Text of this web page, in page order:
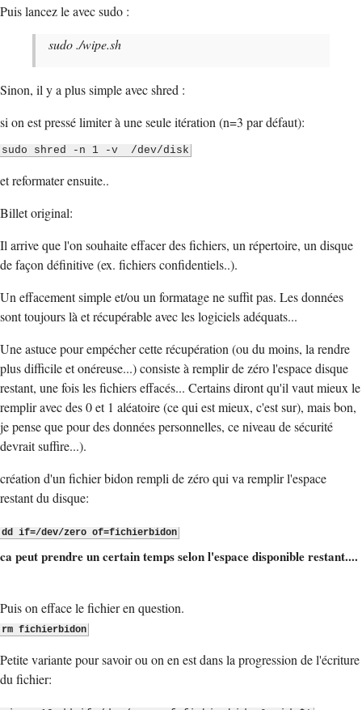
Puis lancez le avec sudo :
sudo ./wipe.sh
Sinon, il y a plus simple avec shred :
si on est pressé limiter à une seule itération (n=3 par défaut):
sudo shred -n 1 -v /dev/disk
et reformater ensuite..
Billet original:
Il arrive que l'on souhaite effacer des fichiers, un répertoire, un disque
de façon définitive (ex. fichiers confidentiels..).
Un effacement simple et/ou un formatage ne suffit pas. Les données
sont toujours là et récupérable avec les logiciels adéquats...
Une astuce pour empécher cette récupération (ou du moins, la rendre
plus difficile et onéreuse...) consiste à remplir de zéro l'espace disque
restant, une fois les fichiers effacés... Certains diront qu'il vaut mieux le
remplir avec des 0 et 1 aléatoire (ce qui est mieux, c'est sur), mais bon,
je pense que pour des données personnelles, ce niveau de sécurité
devrait suffire...).
création d'un fichier bidon rempli de zéro qui va remplir l'espace
restant du disque:
dd if=/dev/zero of=fichierbidon
ca peut prendre un certain temps selon l'espace disponible restant....
Puis on efface le fichier en question.
rm fichierbidon
Petite variante pour savoir ou on en est dans la progression de l'écriture
du fichier: